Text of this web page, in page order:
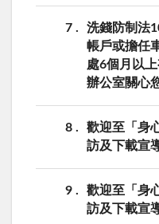
7
洗錢防制法
帳戶或擔任
處6個月以
辦公室關心
8
歡迎至「身
訪及下載宣
9
歡迎至「身
訪及下載宣